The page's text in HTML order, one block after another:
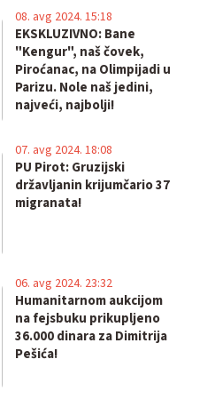
EKSKLUZIVNO: Bane
"Kengur", naš čovek,
Piroćanac, na Olimpijadi u
Parizu. Nole naš jedini,
najveći, najbolji!
08. avg 2024. 15:18
PU Pirot: Gruzijski
državljanin krijumčario 37
migranata!
07. avg 2024. 18:08
Humanitarnom aukcijom
na fejsbuku prikupljeno
36.000 dinara za Dimitrija
Pešića!
06. avg 2024. 23:32